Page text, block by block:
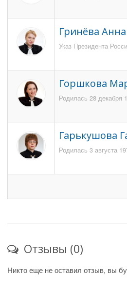
Гринёва
Указ Президента
Горшкова
Родилась 28 декабря
Гарькушова
Родилась 3 августа
Отзывы (0)
Никто еще не оставил отзыв, вы